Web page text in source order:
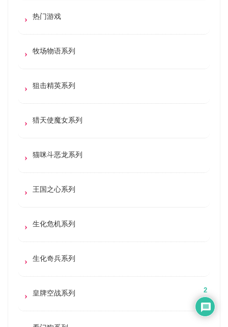
热门游戏
牧场物语系列
狙击精英系列
猎天使魔女系列
猫咪斗恶龙系列
王国之心系列
生化危机系列
生化奇兵系列
皇牌空战系列 2